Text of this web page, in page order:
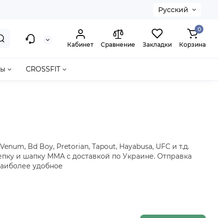
Русский
Кабинет Сравнение Закладки
0
Корзина
СROSSFIT
Bd Boy, Pretorian, Tapout, Hayabusa, UFC и т.д.
и шапку ММА с доставкой по Украине. Отправка
удобное